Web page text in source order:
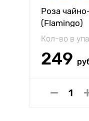
Роза
(Flamingo)
Кол-во в
249